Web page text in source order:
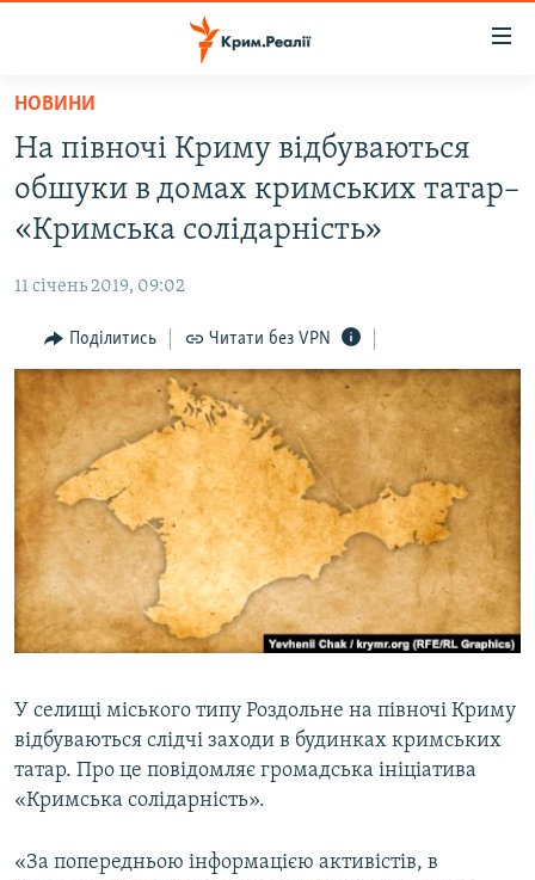
Перейти
основного
матеріалу
Перейти
до
основної
Перейти
до
пошуку
ВОДА.КРИМ
ВІДЕО ТА ФОТО
БЛОГИ
ПОГЛЯД
ІНТЕРВ'Ю
ВСЕ ЗА ДЕНЬ
СПЕЦПРОЕКТИ
ДЕПОРТАЦІЯ
ВІДЕОУРОКИ «ELIFBE»
СВІДЧЕННЯ ОКУПАЦІЇ
УКРАЇНСЬКА ПРОБЛЕМА КРИМУ
ЯК ОБІЙТИ БЛОКУВАННЯ
Русский
Qırımtatar
Усі сайти RFE/RL
НОВИНИ
На півночі Криму відбуваються
обшуки в домах кримських татар–
«Кримська солідарність»
11 січень 2019, 09:02
Поділитись Читати без VPN
У селищі міського типу Роздольне на півночі Криму
відбуваються слідчі заходи в будинках кримських
татар. Про це повідомляє громадська ініціатива
«Кримська солідарність».
«За попередньою інформацією активістів, в